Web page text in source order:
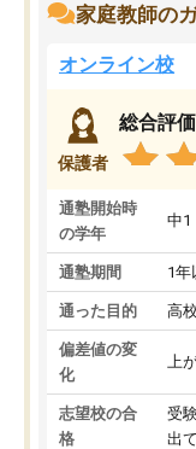
家庭教師の
オンライン校
保護者
総合評価
通塾開始時
の学年
中1
通塾期間 1年
通った目的 高
偏差値の変
化
上
志望校の合
格
受
出